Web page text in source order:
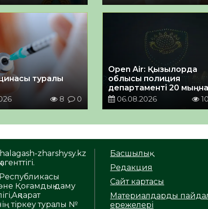
туралы
8 0
Open Air: Қызылорда
облысы полиция
департаменті 20
астам көрерменнің
06.08.2026
zharshysy.kz
Республикасы
Қоғамдық даму
тіркеу туралы №
Басшылық
Редакция
Сайт картасы
Материалдарды
ережелері